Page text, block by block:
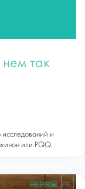
так
исследований и
или PQQ.